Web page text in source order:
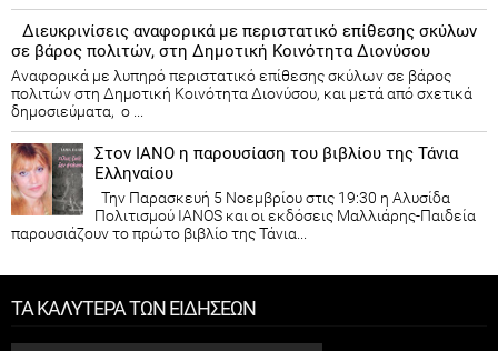
Διευκρινίσεις αναφορικά με περιστατικό επίθεσης σκύλων
σε βάρος πολιτών, στη Δημοτική Κοινότητα Διονύσου
Αναφορικά με λυπηρό περιστατικό επίθεσης σκύλων σε βάρος
πολιτών στη Δημοτική Κοινότητα Διονύσου, και μετά από σχετικά
δημοσιεύματα, ο ...
Στον ΙΑΝΟ η παρουσίαση του βιβλίου της Τάνια
Ελληναίου
Την Παρασκευή 5 Νοεμβρίου στις 19:30 η Αλυσίδα
Πολιτισμού IANOS και οι εκδόσεις Μαλλιάρης-Παιδεία
παρουσιάζουν το πρώτο βιβλίο της Τάνια...
ΤΑ ΚΑΛΥΤΕΡΑ ΤΩΝ ΕΙΔΗΣΕΩΝ